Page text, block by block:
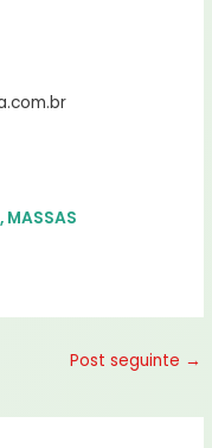
, MASSAS
Post seguinte →